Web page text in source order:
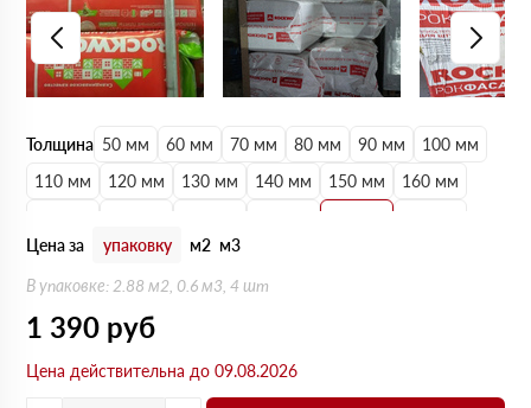
Толщина 50 мм 60 мм 70 мм 80 мм 90 мм
100 мм
110 мм
120 мм 130 мм 140 мм 150 мм
160 мм
230 мм
240 мм 250 мм
Цена за упаковку м2 м3
В упаковке: 2.88 м2, 0.6 м3, 4 шт
1 390 руб
Цена действительна до 09.08.2026